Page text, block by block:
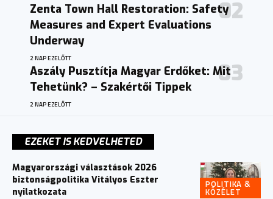
Zenta Town Hall Restoration: Safety
Measures and Expert Evaluations
Underway
2 NAP EZELŐTT
Aszály Pusztítja Magyar Erdőket: Mit
Tehetünk? – Szakértői Tippek
2 NAP EZELŐTT
EZEKET IS KEDVELHETED
POLITIKA &
KÖZÉLET
Magyarországi választások 2026
biztonságpolitika Vitályos Eszter
nyilatkozata